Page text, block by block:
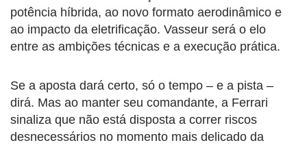
potência híbrida, ao novo formato aerodinâmico e
ao impacto da eletrificação. Vasseur será o elo
entre as ambições técnicas e a execução prática.
Se a aposta dará certo, só o tempo – e a pista –
dirá. Mas ao manter seu comandante, a Ferrari
sinaliza que não está disposta a correr riscos
desnecessários no momento mais delicado da